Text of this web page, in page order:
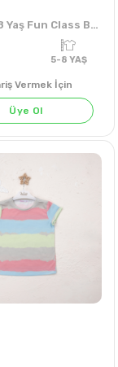
Erkek 5-8 Yaş Fun Class Baskılı Tişört
Vermek İçin
Üye Ol